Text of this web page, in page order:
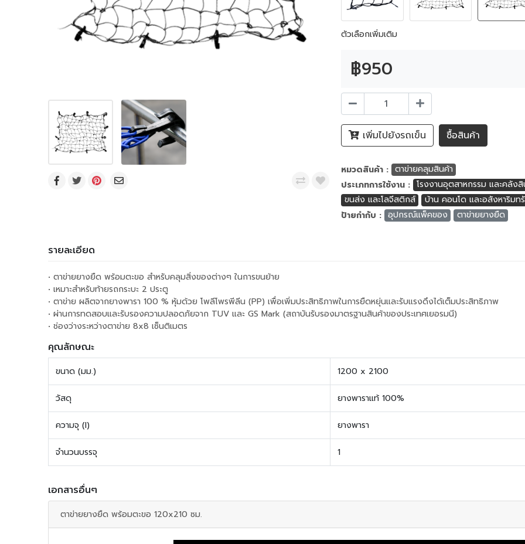
ตัวเลือกเพิ่มเติม
฿950
เพิ่มไปยังรถเข็น ซื้อสินค้า
หมวดสินค้า : ตาข่ายคลุมสินค้า
ประเภทการใช้งาน : โรงงานอุตสาหกรรม และคลัง
ขนส่ง และโลจีสติกส์
บ้าน คอนโด และอสังหาริมท
ป้ายกำกับ : อุปกรณ์แพ็คของ ตาข่ายยางยืด
รายละเอียด
• ตาข่ายยางยืด พร้อมตะขอ สำหรับคลุมสิ่งของต่างๆ ในการขนย้าย
• เหมาะสำหรับท้ายรถกระบะ 2 ประตู
• ตาข่าย ผลิตจากยางพารา 100 % หุ้มด้วย โพลีโพรพีลีน (PP) เพื่อเพิ่มประสิทธิภาพในการยืดหยุ่นและรับแรงดึงได้เต็มประสิทธิภาพ
• ผ่านการทดสอบและรับรองความปลอดภัยจาก TUV และ GS Mark (สถาบันรับรองมาตรฐานสินค้าของประเทศเยอรมนี)
• ช่องว่างระหว่างตาข่าย 8x8 เซ็นติเมตร
คุณลักษณะ
ขนาด (มม.) 1200 x 2100
วัสดุ ยางพาราแท้ 100%
ความจุ (l) ยางพารา
จำนวนบรรจุ 1
เอกสารอื่นๆ
ตาข่ายยางยืด พร้อมตะขอ 120x210 ซม.